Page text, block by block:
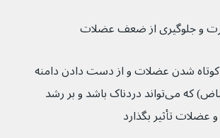
و جلوگیری از ضعف عضلات
کوتاه شدن عضلات و از دست دادن دامنه
حرکتی (انقباض) که می‌تواند دردناک باشد و بر رشد